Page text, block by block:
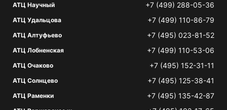
АТЦ Научный +7 (499) 288-05-36
АТЦ Удальцова +7 (499) 110-86-79
АТЦ Алтуфьево +7 (495) 023-81-52
АТЦ Лобненская +7 (499) 110-53-06
АТЦ Очаково +7 (495) 152-31-11
АТЦ Солнцево +7 (495) 125-38-41
АТЦ Раменки +7 (495) 135-42-87